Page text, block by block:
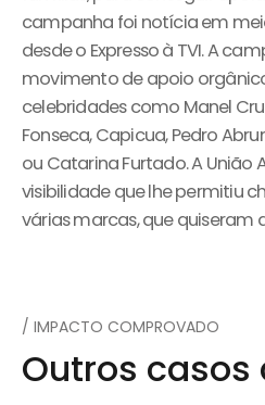
campanha foi notícia em
desde o Expresso à TVI. A
movimento de apoio
celebridades como Manel
Fonseca, Capicua, Pedro
ou Catarina Furtado. A União
visibilidade que lhe permitiu
várias marcas, que quiseram
/ IMPACTO COMPROVADO
Outros casos